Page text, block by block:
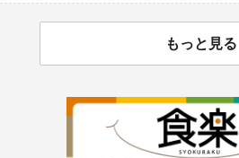
もっと見る